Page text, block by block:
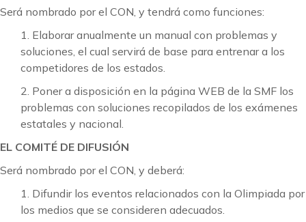
Será nombrado por el CON, y tendrá como funciones:
1. Elaborar anualmente un manual con problemas y
soluciones, el cual servirá de base para entrenar a los
competidores de los estados.
2. Poner a disposición en la página WEB de la SMF los
problemas con soluciones recopilados de los exámenes
estatales y nacional.
EL COMITÉ DE DIFUSIÓN
Será nombrado por el CON, y deberá:
1. Difundir los eventos relacionados con la Olimpiada por
los medios que se consideren adecuados.